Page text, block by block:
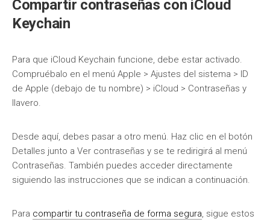
Compartir contraseñas con iCloud
Keychain
Para que iCloud Keychain funcione, debe estar activado.
Compruébalo en el menú Apple > Ajustes del sistema > ID
de Apple (debajo de tu nombre) > iCloud > Contraseñas y
llavero.
Desde aquí, debes pasar a otro menú. Haz clic en el botón
Detalles junto a Ver contraseñas y se te redirigirá al menú
Contraseñas. También puedes acceder directamente
siguiendo las instrucciones que se indican a continuación.
Para compartir tu contraseña de forma segura, sigue estos